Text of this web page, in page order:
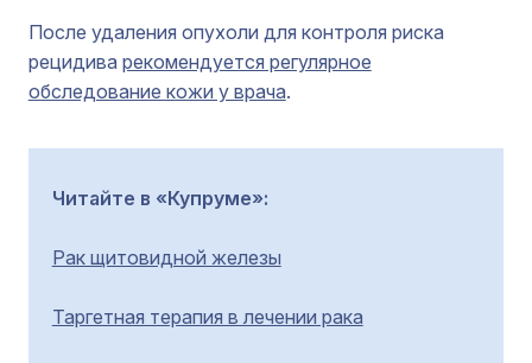
После удаления опухоли для контроля риска
рецидива рекомендуется регулярное
обследование кожи у врача.
Читайте в «Купруме»:
Рак щитовидной железы
Таргетная терапия в лечении рака